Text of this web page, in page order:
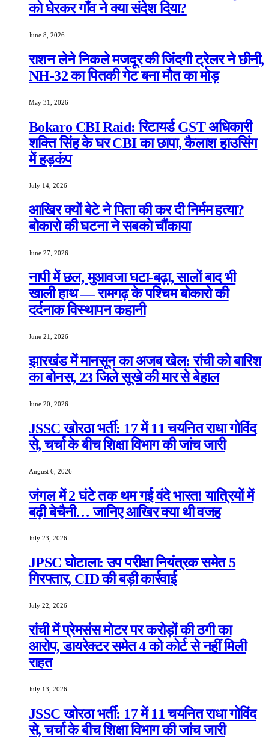
को घेरकर गाँव ने क्या संदेश दिया?
June 8, 2026
राशन लेने निकले मजदूर की जिंदगी ट्रेलर ने छीनी,
NH-32 का पितकी गेट बना मौत का मोड़
May 31, 2026
Bokaro CBI Raid: रिटायर्ड GST अधिकारी
शक्ति सिंह के घर CBI का छापा, कैलाश हाउसिंग
में हड़कंप
July 14, 2026
आखिर क्यों बेटे ने पिता की कर दी निर्मम हत्या?
बोकारो की घटना ने सबको चौंकाया
June 27, 2026
नापी में छल, मुआवजा घटा-बढ़ा, सालों बाद भी
खाली हाथ — रामगढ़ के पश्चिम बोकारो की
दर्दनाक विस्थापन कहानी
June 21, 2026
झारखंड में मानसून का अजब खेल: रांची को बारिश
का बोनस, 23 जिले सूखे की मार से बेहाल
June 20, 2026
JSSC खोरठा भर्ती: 17 में 11 चयनित राधा गोविंद
से, चर्चा के बीच शिक्षा विभाग की जांच जारी
August 6, 2026
जंगल में 2 घंटे तक थम गई वंदे भारत! यात्रियों में
बढ़ी बेचैनी… जानिए आखिर क्या थी वजह
July 23, 2026
JPSC घोटाला: उप परीक्षा नियंत्रक समेत 5
गिरफ्तार, CID की बड़ी कार्रवाई
July 22, 2026
रांची में प्रेमसंस मोटर पर करोड़ों की ठगी का
आरोप, डायरेक्टर समेत 4 को कोर्ट से नहीं मिली
राहत
July 13, 2026
JSSC खोरठा भर्ती: 17 में 11 चयनित राधा गोविंद
से, चर्चा के बीच शिक्षा विभाग की जांच जारी